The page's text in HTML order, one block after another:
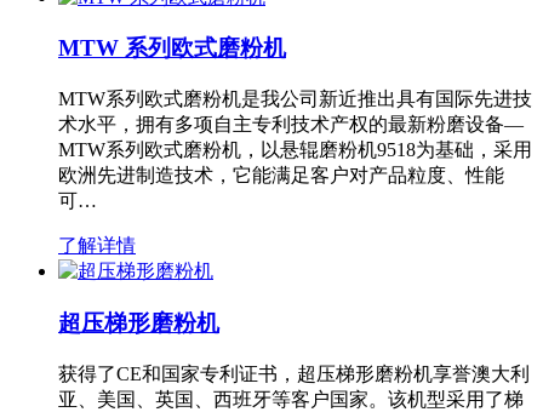
MTW 系列欧式磨粉机
MTW系列欧式磨粉机是我公司新近推出具有国际先进技
术水平，拥有多项自主专利技术产权的最新粉磨设备—
MTW系列欧式磨粉机，以悬辊磨粉机9518为基础，采用
欧洲先进制造技术，它能满足客户对产品粒度、性能
可…
了解详情
超压梯形磨粉机
获得了CE和国家专利证书，超压梯形磨粉机享誉澳大利
亚、美国、英国、西班牙等客户国家。该机型采用了梯